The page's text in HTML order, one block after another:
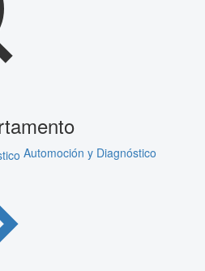
Automoción y Diagnóstico